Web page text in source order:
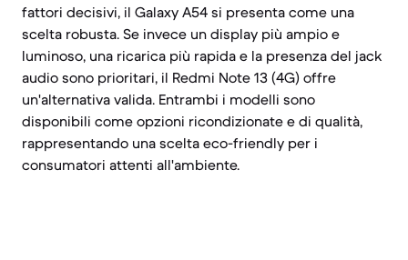
fattori decisivi, il Galaxy A54 si presenta come una
scelta robusta. Se invece un display più ampio e
luminoso, una ricarica più rapida e la presenza del jack
audio sono prioritari, il Redmi Note 13 (4G) offre
un'alternativa valida. Entrambi i modelli sono
disponibili come opzioni ricondizionate e di qualità,
rappresentando una scelta eco-friendly per i
consumatori attenti all'ambiente.